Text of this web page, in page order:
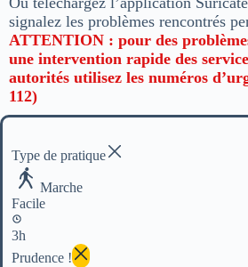
signalez les problèmes rencontrés
ATTENTION : pour des
une intervention rapide des
autorités utilisez les numéros
112)
Type de pratique
Marche
Facile
3h
Prudence !